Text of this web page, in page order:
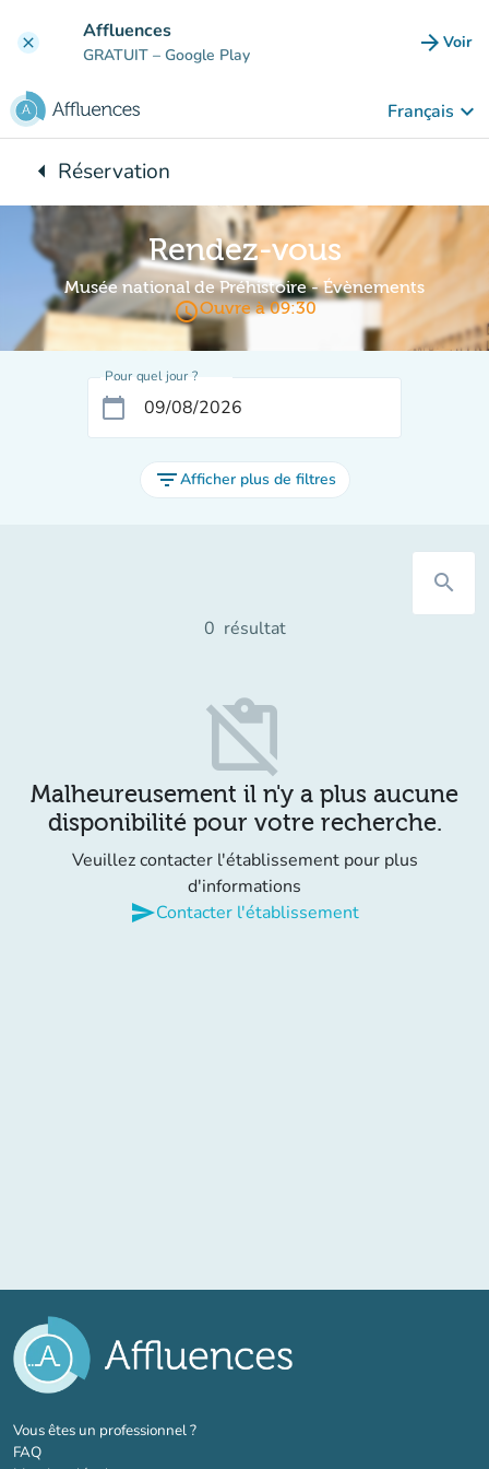
clear Affluences
GRATUIT – Google Play arrow_forward Voir
Français keyboard_arrow_down
arrow_leftRetour à :
Réservation
Rendez-vous
Musée national de Préhistoire - Évènements
access_timeOuvre à 09:30
Pour quel jour ?
calendar_today
filter_listAfficher plus de filtres
search
0 résultat
content_paste_off
Malheureusement il n'y a plus aucune
disponibilité pour votre recherche.
Veuillez contacter l'établissement pour plus
d'informations
sendContacter l'établissement
Vous êtes un professionnel ?(nouvel onglet)
FAQ